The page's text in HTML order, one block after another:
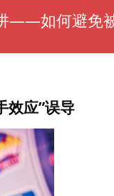
——如何避免
应”误导